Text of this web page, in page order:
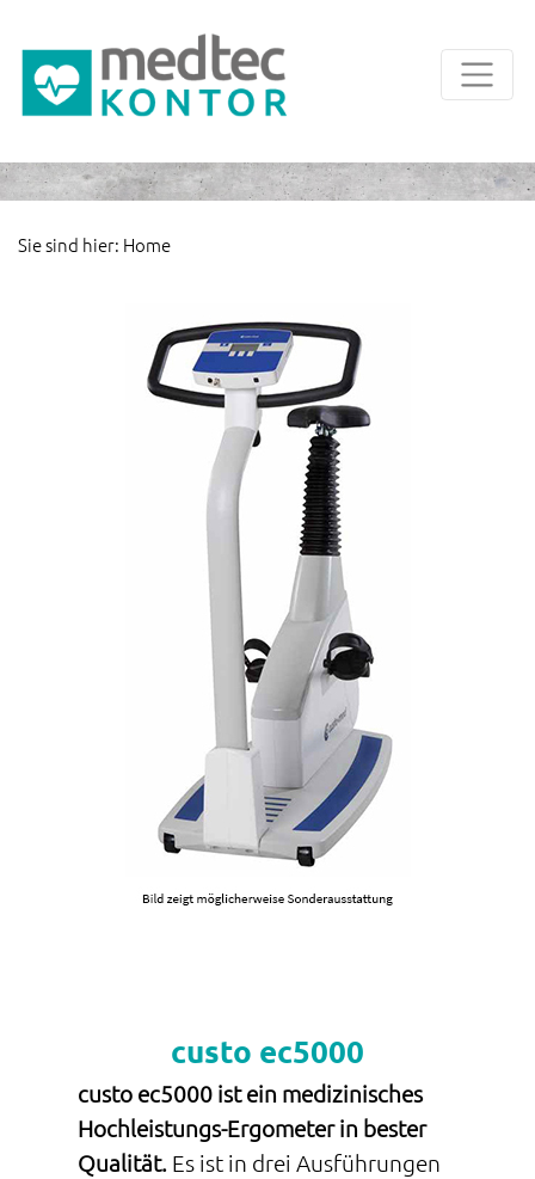
Sie sind hier: Home
custo ec5000
custo ec5000 ist ein medizinisches
Hochleistungs-Ergometer in bester
Qualität. Es ist in drei Ausführungen